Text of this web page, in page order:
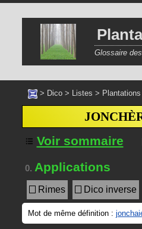
Glossaire
> Dico > Listes > Plantations
Voir sommaire
0. Applications
Rimes Dico inverse
Mot de même définition :